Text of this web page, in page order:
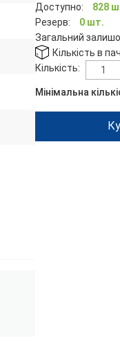
Доступно:
828
Резерв:
0 шт.
Загальний
Кількість в
Кількість:
Мінімальна